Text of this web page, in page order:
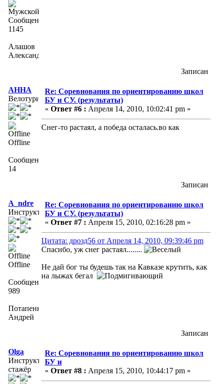
Сообщений:
1145
Алашов
Александр
Записан
АННА
Велотурист
Offline
Сообщений:
14
Re: Соревнования по ориентированию школ
БУ и СУ. (результаты)
« Ответ #6 : Апреля 14, 2010, 10:02:41 pm »
Снег-то растаял, а победа осталась.во как
Записан
A_ndre
Инструктор
Offline
Сообщений:
989
Потапенко
Андрей
Re: Соревнования по ориентированию школ
БУ и СУ. (результаты)
« Ответ #7 : Апреля 15, 2010, 02:16:28 pm »
Цитата: дрозд56 от Апреля 14, 2010, 09:39:46 pm
Спасибо, уж снег растаял........
Не дай бог ты будешь так на Кавказе крутить, как
на лыжах бегал
Записан
Olga
Инструктор-
стажёр
Re: Соревнования по ориентированию школ
БУ и
« Ответ #8 : Апреля 15, 2010, 10:44:17 pm »